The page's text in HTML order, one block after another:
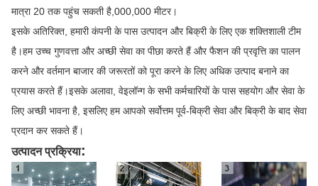
मात्रा 20 तक पहुंच सकती है,000,000 मीटर।
इसके अतिरिक्त, हमारी कंपनी के पास उत्पादन और बिक्री के लिए एक शक्तिशाली टीम
है।हम उच्च गुणवत्ता और अच्छी सेवा का पीछा करते हैं और फैशन की प्रवृत्ति का पालन
करने और वर्तमान बाजार की जरूरतों को पूरा करने के लिए अधिक उत्पाद बनाने का
प्रयास करते हैं।इसके अलावा, वेइलॉन्ग के सभी कर्मचारियों के पास सहयोग और सेवा के
लिए अच्छी भावना है, इसलिए हम आपको सर्वोत्तम पूर्व-बिक्री सेवा और बिक्री के बाद सेवा
प्रदान कर सकते हैं।
उत्पादन प्रक्रिया: